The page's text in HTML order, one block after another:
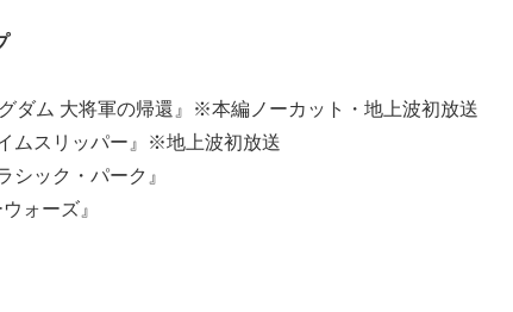
ダム 大将軍の帰還』※本編ノーカット・地上波初放送
ムスリッパー』※地上波初放送
シック・パーク』
ォーズ』